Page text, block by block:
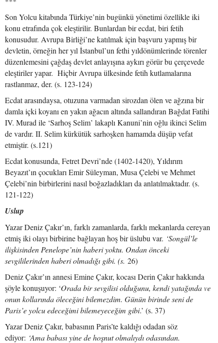
Son Yolcu kitabında Türkiye’nin bugünkü yönetimi özellikle iki
konu etrafında çok eleştirilir. Bunlardan bir ecdat, biri fetih
konusudur. Avrupa Birliği’ne katılmak için başvuru yapmış bir
devletin, örneğin her yıl İstanbul’un fethi yıldönümlerinde törenler
düzenlemesini çağdaş devlet anlayışına aykırı görür bu çerçevede
eleştiriler yapar. Hiçbir Avrupa ülkesinde fetih kutlamalarına
rastlanmaz, der. (s. 123-124)
Ecdat arasındaysa, otuzuna varmadan sirozdan ölen ve ağzına bir
damla içki koyanı en yakın ağacın altında sallandıran Bağdat Fatihi
IV. Murad ile ‘Sarhoş Selim’ lakaplı Kanuni’nin oğlu ikinci Selim
de vardır. II. Selim kürkütük sarhoşken hamamda düşüp vefat
etmiştir. (s.121)
Ecdat konusunda, Fetret Devri’nde (1402-1420), Yıldırım
Beyazıt’ın çocukları Emir Süleyman, Musa Çelebi ve Mehmet
Çelebi’nin birbirlerini nasıl boğazladıkları da anlatılmaktadır. (s.
121-122)
Uslup
Yazar Deniz Çakır’ın, farklı zamanlarda, farklı mekanlarda cereyan
etmiş iki olayı birbirine bağlayan hoş bir üslubu var. ‘Songül’le
ilişkisinden Penelope’nin haberi yoktu. Ondan önceki
sevgililerinden haberi olmadığı gibi. (s. 26)
Deniz Çakır’ın annesi Emine Çakır, kocası Derin Çakır hakkında
şöyle konuşuyor: ‘Orada bir sevgilisi olduğunu, kendi yatağında ve
onun kollarında öleceğini bilemezdim. Günün birinde seni de
Paris’e yolcu edeceğimi bilemeyeceğim gibi.’ (s. 37)
Yazar Deniz Çakır, babasının Paris’te kaldığı odadan söz
ediyor: ‘Ama babası yine de hoşnut olmalıydı odasından.